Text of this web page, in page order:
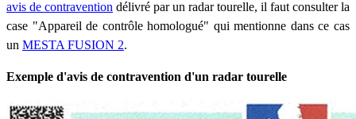
avis de contravention délivré par un radar tourelle, il faut consulter la
case "Appareil de contrôle homologué" qui mentionne dans ce cas
un MESTA FUSION 2.
Exemple d'avis de contravention d'un radar tourelle